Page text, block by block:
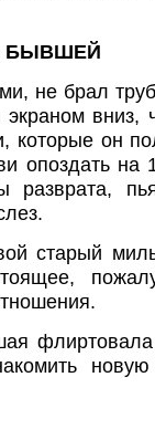
БЫВШЕЙ
не брал
вниз,
которые он
опоздать на
разврата,
старый